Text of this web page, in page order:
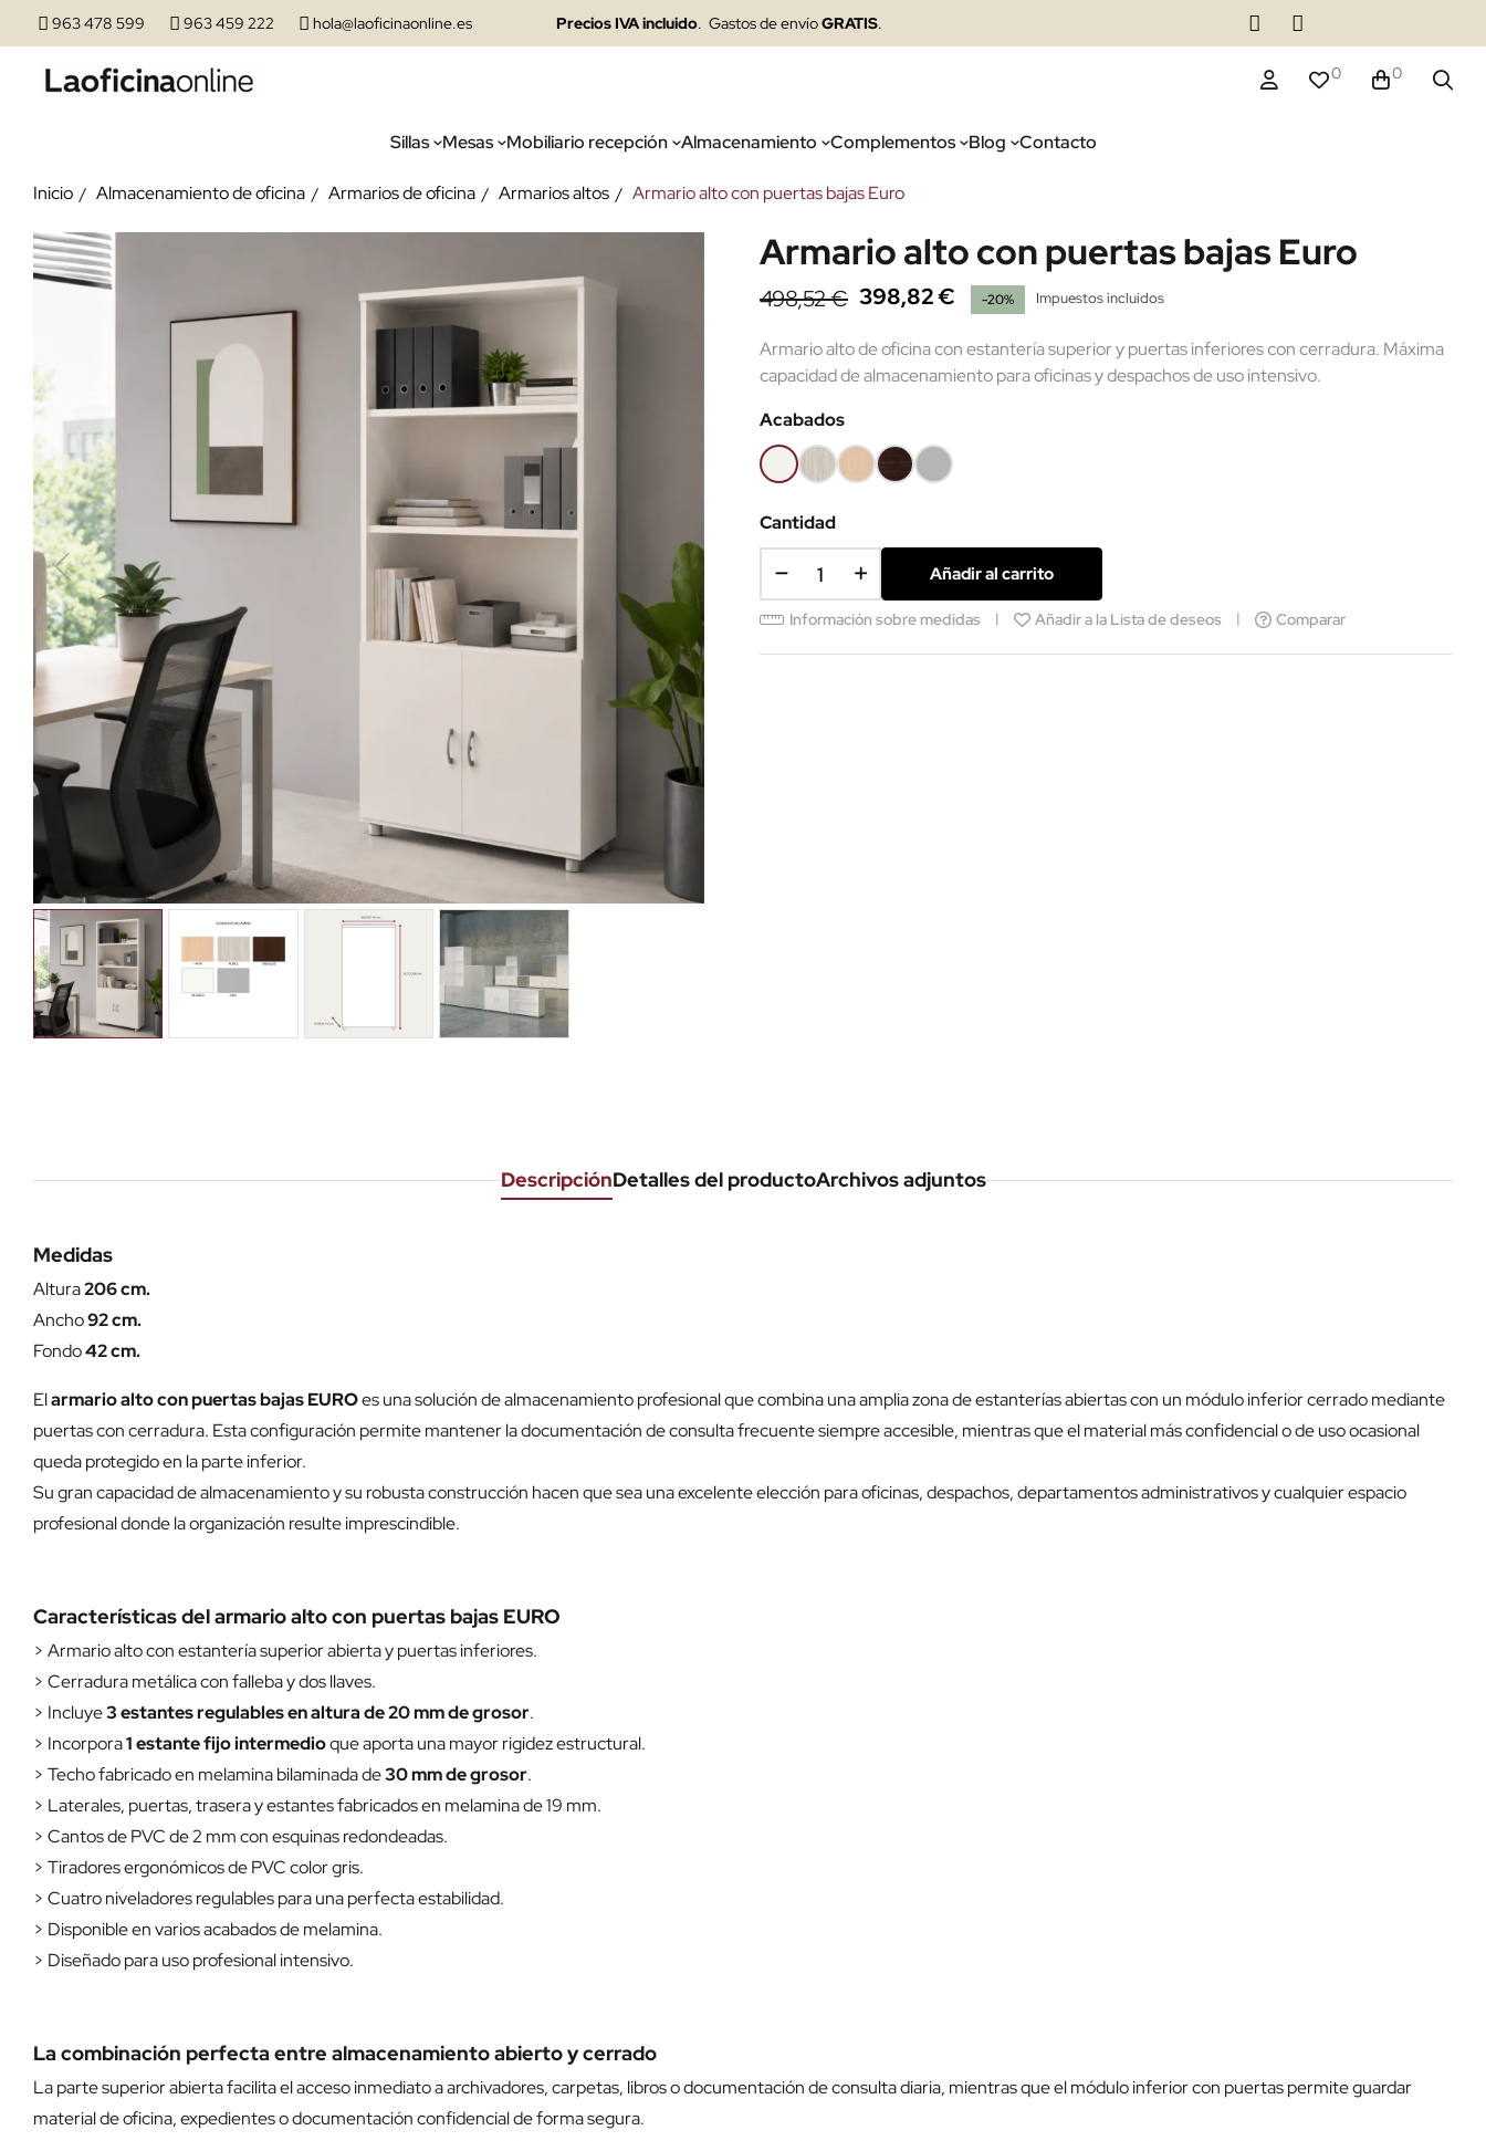
963 478 599 963 459 222 hola@laoficinaonline.es Precios IVA incluido. Gastos de envíoGRATIS.
0 0
Sillas Mesas Mobiliario recepción Almacenamiento Complementos Blog Contacto
Inicio Almacenamiento de oficina Armarios de oficina Armarios altos Armario alto con puertas bajas Euro
Armario alto con puertas bajas Euro
498,52 € 398,82 € -20% Impuestos incluidos
Armario alto de oficina con estantería superior y puertas inferiores con cerradura. Máxima
capacidad de almacenamiento para oficinas y despachos de uso intensivo.
Acabados
BlancoRoble
(EMF)
Haya
(EMF)
Wengué
Gris
claro
Cantidad
Añadir al carrito
Información sobre medidas Añadir a la Lista de deseos Comparar
DescripciónDetalles del productoArchivos adjuntos
Medidas
Altura206 cm.
Ancho92 cm.
Fondo42 cm.
Elarmario alto con puertas bajas EUROes una solución de almacenamiento profesional que combina una amplia zona de estanterías abiertas con un módulo inferior cerrado mediante
puertas con cerradura. Esta configuración permite mantener la documentación de consulta frecuente siempre accesible, mientras que el material más confidencial o de uso ocasional
queda protegido en la parte inferior.
Su gran capacidad de almacenamiento y su robusta construcción hacen que sea una excelente elección para oficinas, despachos, departamentos administrativos y cualquier espacio
profesional donde la organización resulte imprescindible.
Características del armario alto con puertas bajas EURO
> Armario alto con estantería superior abierta y puertas inferiores.
> Cerradura metálica con falleba y dos llaves.
> Incluye3 estantes regulables en altura de 20 mm de grosor.
> Incorpora1 estante fijo intermedioque aporta una mayor rigidez estructural.
> Techo fabricado en melamina bilaminada de30 mm de grosor.
> Laterales, puertas, trasera y estantes fabricados en melamina de 19 mm.
> Cantos de PVC de 2 mm con esquinas redondeadas.
> Tiradores ergonómicos de PVC color gris.
> Cuatro niveladores regulables para una perfecta estabilidad.
> Disponible en varios acabados de melamina.
> Diseñado para uso profesional intensivo.
La combinación perfecta entre almacenamiento abierto y cerrado
La parte superior abierta facilita el acceso inmediato a archivadores, carpetas, libros o documentación de consulta diaria, mientras que el módulo inferior con puertas permite guardar
material de oficina, expedientes o documentación confidencial de forma segura.